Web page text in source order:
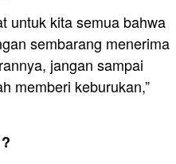
untuk kita semua bahwa
sembarang menerima
jangan sampai
memberi keburukan,”